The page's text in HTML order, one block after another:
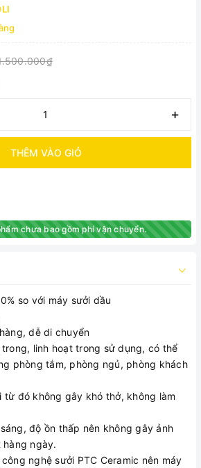
+
THÊM VÀO GIỎ
chưa bao gồm phí vận chuyển.
so với máy sưởi dầu
dễ di chuyển
linh hoạt trong sử dụng, có thể
phòng tắm, phòng ngủ, phòng khách
từ đó không gây khó thở, không làm
độ ồn thấp nên không gây ảnh
hàng ngày.
nghệ sưởi PTC Ceramic nên máy